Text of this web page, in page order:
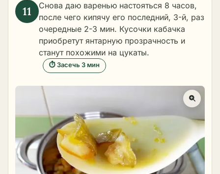
Снова даю варенью настояться 8 часов,
после чего кипячу его последний, 3-й, раз
очередные 2-3 мин. Кусочки кабачка
приобретут янтарную прозрачность и
станут похожими на цукаты.
⏱ Засечь 3 мин